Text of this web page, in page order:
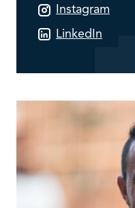
Instagram
LinkedIn